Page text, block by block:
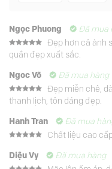
Ngọc Phuong Đã mua
Được xếp
hạng 5 5
Đẹp hơn cả ảnh
quần đẹp xuất sắc.
Ngoc Võ Đã mua hàng
Được xếp
hạng5 5
Đẹp miễn chê,
thanh lịch, tôn dáng đẹp.
Hanh Tran Đã mua
hạng
55
sao
Chất liệu cao
Diệu Vy
Đã mua hàng